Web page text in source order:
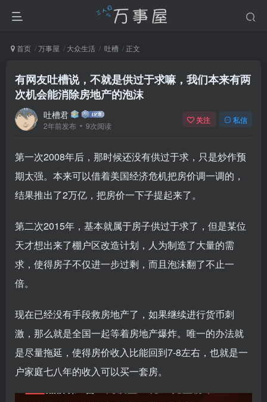
首页 万事屋 大众生活 吐槽 正文
有网友吐槽说，不就是供过于求嘛，我们本来有两
次机会能消除房地产的泡沫
吐槽君
2年前发布 9次阅读
关注 私信
第一次2008年后，那时候还没有供过于求，只是炒作预
期太强。本来可以借着美国经济危机把房价调一调的，
结果推出了2万亿，把房价一下子提起来了。
第二次2015年，基本就属于房子供过于求了，但是某位
天才想出来了棚户区改造计划，人为制造了大量的需
求，使得房子不仅进一步过剩，而且泡沫翻了不止一
倍。
现在已经没有手段救房地产了，如果继续进行货币刺
激，那么就是全国一起等着房地产爆炸。唯一的办法就
是尽量拖延，使得房价收入比能回到7-8左右，也就是一
户家庭七八年的收入可以买一套房。